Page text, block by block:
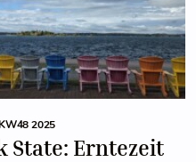
2025
State: Erntezeit